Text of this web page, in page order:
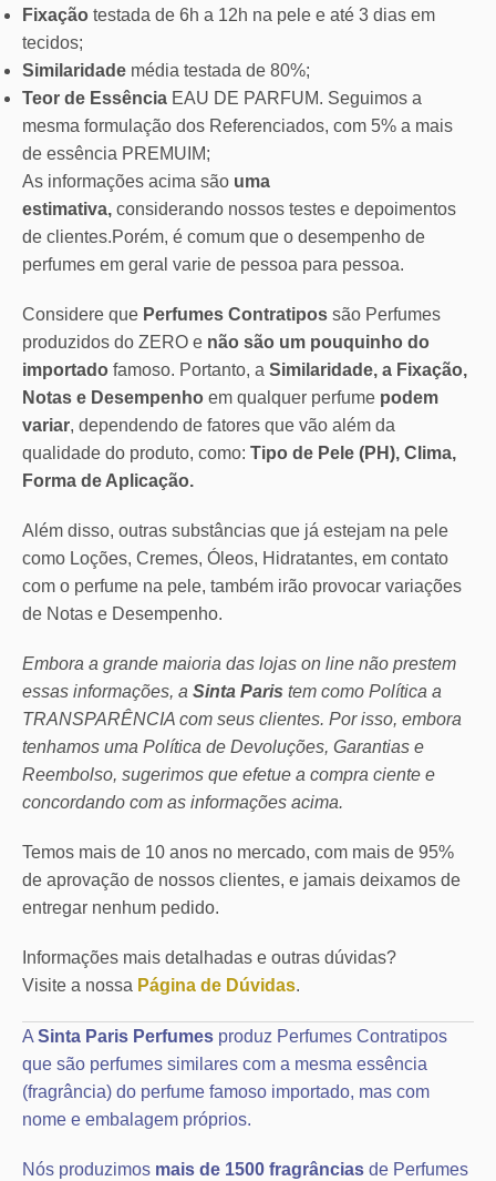
Fixação testada de 6h a 12h na pele e até 3 dias em
tecidos;
Similaridade média testada de 80%;
Teor de Essência EAU DE PARFUM. Seguimos a
mesma formulação dos Referenciados, com 5% a mais
de essência PREMUIM;
As informações acima são uma
estimativa, considerando nossos testes e depoimentos
de clientes.Porém, é comum que o desempenho de
perfumes em geral varie de pessoa para pessoa.
Considere que Perfumes Contratipos são Perfumes
produzidos do ZERO e não são um pouquinho do
importado famoso. Portanto, a Similaridade, a Fixação,
Notas e Desempenho em qualquer perfume podem
variar, dependendo de fatores que vão além da
qualidade do produto, como: Tipo de Pele (PH), Clima,
Forma de Aplicação.
Além disso, outras substâncias que já estejam na pele
como Loções, Cremes, Óleos, Hidratantes, em contato
com o perfume na pele, também irão provocar variações
de Notas e Desempenho.
Embora a grande maioria das lojas on line não prestem
essas informações, a Sinta Paris tem como Política a
TRANSPARÊNCIA com seus clientes. Por isso, embora
tenhamos uma Política de Devoluções, Garantias e
Reembolso, sugerimos que efetue a compra ciente e
concordando com as informações acima.
Temos mais de 10 anos no mercado, com mais de 95%
de aprovação de nossos clientes, e jamais deixamos de
entregar nenhum pedido.
Informações mais detalhadas e outras dúvidas?
Visite a nossa Página de Dúvidas.
A Sinta Paris Perfumes produz Perfumes Contratipos
que são perfumes similares com a mesma essência
(fragrância) do perfume famoso importado, mas com
nome e embalagem próprios.
Nós produzimos mais de 1500 fragrâncias de Perfumes